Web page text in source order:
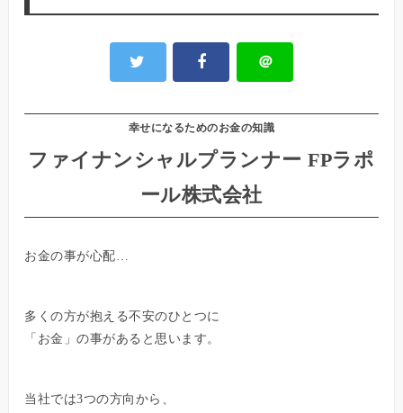
＠
幸せになるためのお金の知識
ファイナンシャルプランナー FPラポ
ール株式会社
お金の事が心配…
多くの方が抱える不安のひとつに
「お金」の事があると思います。
当社では3つの方向から、